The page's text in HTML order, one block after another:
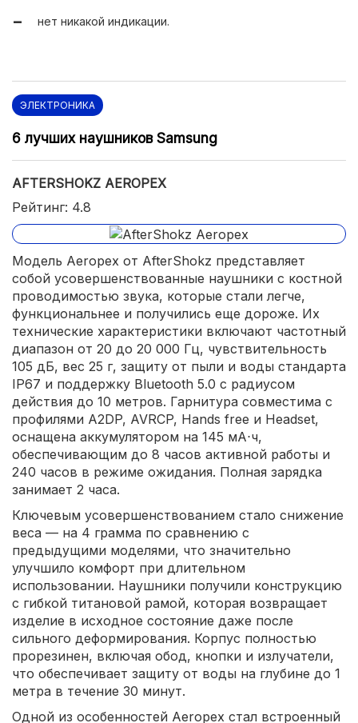
нет никакой индикации.
ЭЛЕКТРОНИКА
6 лучших наушников Samsung
AFTERSHOKZ AEROPEX
Рейтинг: 4.8
Модель Aeropex от AfterShokz представляет
собой усовершенствованные наушники с костной
проводимостью звука, которые стали легче,
функциональнее и получились еще дороже. Их
технические характеристики включают частотный
диапазон от 20 до 20 000 Гц, чувствительность
105 дБ, вес 25 г, защиту от пыли и воды стандарта
IP67 и поддержку Bluetooth 5.0 с радиусом
действия до 10 метров. Гарнитура совместима с
профилями A2DP, AVRCP, Hands free и Headset,
оснащена аккумулятором на 145 мА⋅ч,
обеспечивающим до 8 часов активной работы и
240 часов в режиме ожидания. Полная зарядка
занимает 2 часа.
Ключевым усовершенствованием стало снижение
веса — на 4 грамма по сравнению с
предыдущими моделями, что значительно
улучшило комфорт при длительном
использовании. Наушники получили конструкцию
с гибкой титановой рамой, которая возвращает
изделие в исходное состояние даже после
сильного деформирования. Корпус полностью
прорезинен, включая обод, кнопки и излучатели,
что обеспечивает защиту от воды на глубине до 1
метра в течение 30 минут.
Одной из особенностей Aeropex стал встроенный